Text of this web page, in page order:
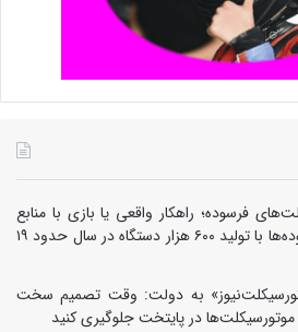
فرسوده؛ راهکار واقعی یا بازی با منابع
کشور؟ / جایگزینی کامل فرسوده‌ها با تولید ۶۰۰ هزار دستگاه در سال حدود ۱۹
به دولت: وقت تصمیم سخت
در پایتخت جلوگیری کنید